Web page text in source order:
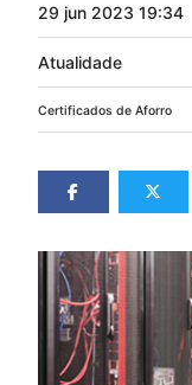
29 jun 2023 19:34
Atualidade
Certificados de Aforro